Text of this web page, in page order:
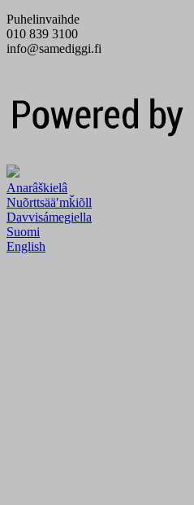
Puhelinvaihde
010 839 3100
info@samediggi.fi
Anarâškielâ
Nuõrttsääʹmǩiõll
Davvisámegiella
Suomi
English